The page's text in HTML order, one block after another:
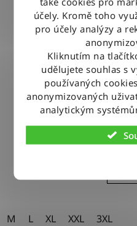
účely. Kromě toho
pro účely analýzy a
Kliknutím na
udělujete souhlas s
používaných
anonymizovaných
analytickým
Košile Wrangler
1
M L XL XXL 3XL